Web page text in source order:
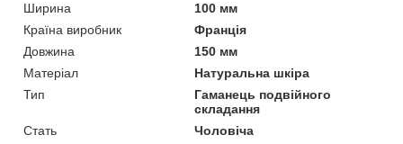
Ширина
100 мм
Країна виробник
Франція
Довжина
150 мм
Матеріал
Натуральна шкіра
Тип
Гаманець подвійного
складання
Стать
Чоловіча